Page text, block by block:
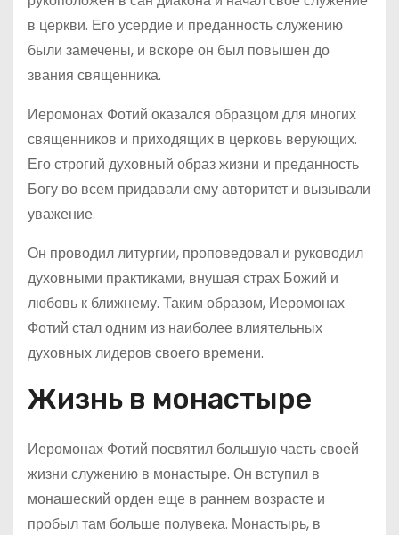
в церкви. Его усердие и преданность служению
были замечены, и вскоре он был повышен до
звания священника.
Иеромонах Фотий оказался образцом для многих
священников и приходящих в церковь верующих.
Его строгий духовный образ жизни и преданность
Богу во всем придавали ему авторитет и вызывали
уважение.
Он проводил литургии, проповедовал и руководил
духовными практиками, внушая страх Божий и
любовь к ближнему. Таким образом, Иеромонах
Фотий стал одним из наиболее влиятельных
духовных лидеров своего времени.
Жизнь в монастыре
Иеромонах Фотий посвятил большую часть своей
жизни служению в монастыре. Он вступил в
монашеский орден еще в раннем возрасте и
пробыл там больше полувека. Монастырь, в